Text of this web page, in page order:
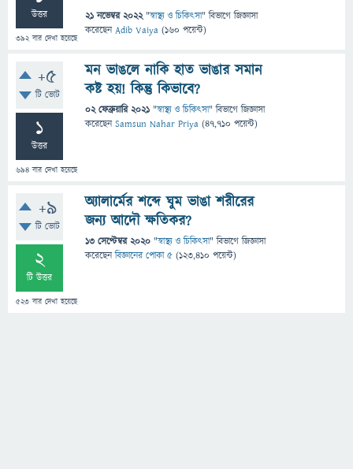
উত্তর
392বার দেখা হয়েছে
21 নভেম্বর 2022 "স্বাস্থ্য ও চিকিৎসা" বিভাগে জিজ্ঞাসা
করেছেনAdib Vaiya (160 পয়েন্ট)
+5
টি ভোট
1
উত্তর
694 বার দেখা হয়েছে
মন ভাঙলে নাকি হাত ভাঙার সমান
কষ্ট হয়! কিন্তু কিভাবে?
02 ফেব্রুয়ারি 2021 "স্বাস্থ্য ও চিকিৎসা" বিভাগে জিজ্ঞাসা
করেছেনSamsun Nahar Priya (47,710 পয়েন্ট)
+9
টি ভোট
2
টি উত্তর
523 বার দেখা হয়েছে
অ্যালার্মের শব্দে ঘুম ভাঙা শরীরের
জন্য আদৌ ক্ষতিকর?
13 সেপ্টেম্বর 2020 "স্বাস্থ্য ও চিকিৎসা" বিভাগে জিজ্ঞাসা
করেছেনবিজ্ঞানের পোকা ৫ (123,410 পয়েন্ট)